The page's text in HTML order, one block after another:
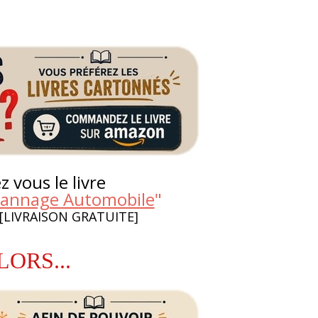
vous le livre
Automobile"
GRATUITE]